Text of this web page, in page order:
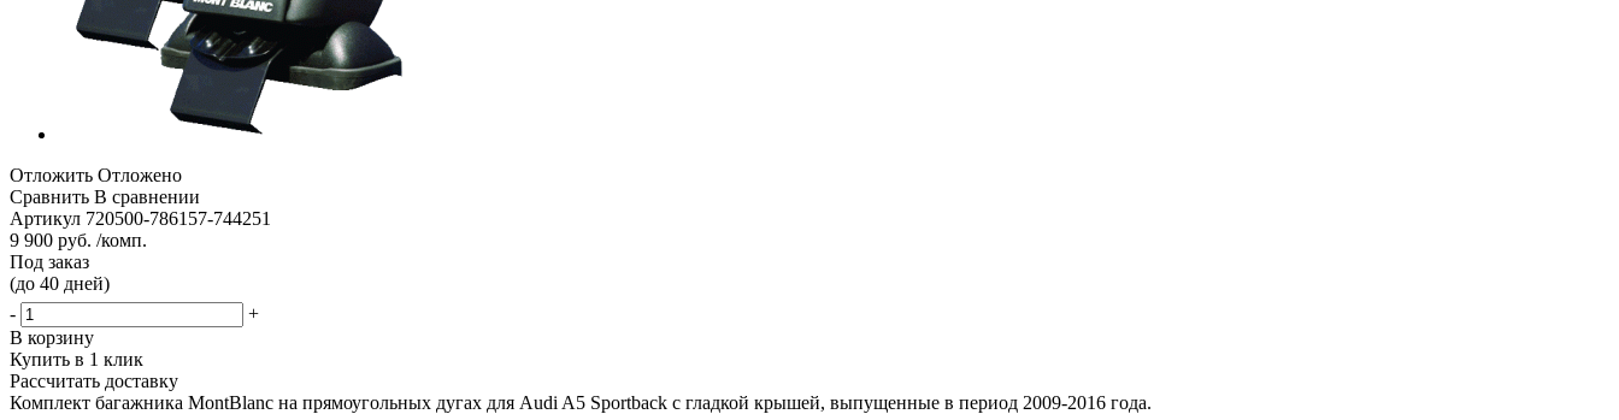
Отложить Отложено
Сравнить В сравнении
Артикул 720500-786157-744251
9 900 руб. /комп.
Под заказ
(до 40 дней)
-
+
В корзину
Купить в 1 клик
Рассчитать доставку
Комплект багажника MontBlanc на прямоугольных дугах для Audi A5 Sportback с гладкой крышей, выпущенные в период 2009-2016 года.